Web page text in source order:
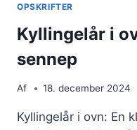
OPSKRIFTER
Kyllingelår i
sennep
Af 18. december 2024
Kyllingelår i ovn: En